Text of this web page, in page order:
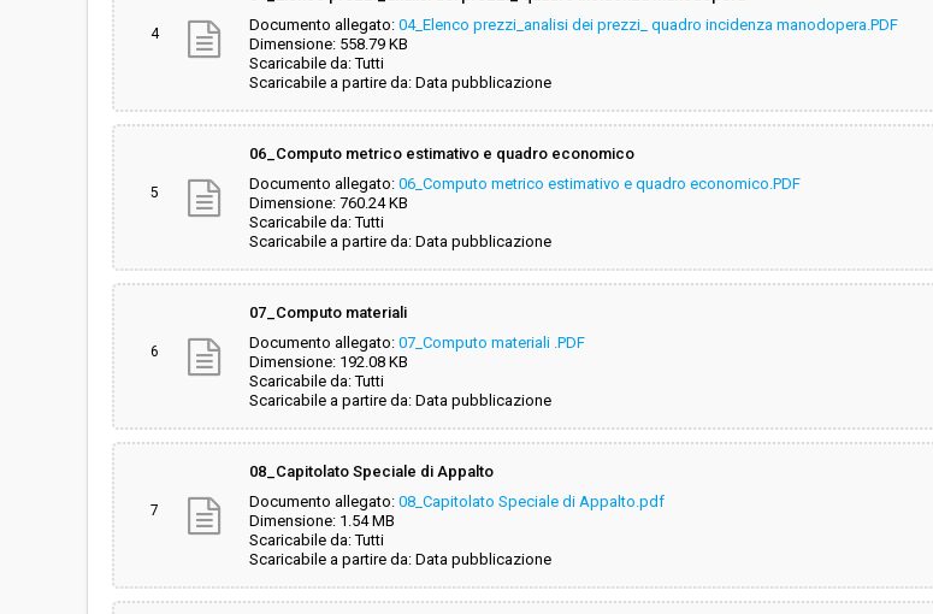
4
Documento allegato: 04_Elenco prezzi_analisi dei prezzi_ quadro incidenza manodopera.PDF
Dimensione: 558.79 KB
Scaricabile da: Tutti
Scaricabile a partire da: Data pubblicazione
5
06_Computo metrico estimativo e quadro economico
Documento allegato: 06_Computo metrico estimativo e quadro economico.PDF
Dimensione: 760.24 KB
Scaricabile da: Tutti
Scaricabile a partire da: Data pubblicazione
6
07_Computo materiali
Documento allegato: 07_Computo materiali .PDF
Dimensione: 192.08 KB
Scaricabile da: Tutti
Scaricabile a partire da: Data pubblicazione
7
08_Capitolato Speciale di Appalto
Documento allegato: 08_Capitolato Speciale di Appalto.pdf
Dimensione: 1.54 MB
Scaricabile da: Tutti
Scaricabile a partire da: Data pubblicazione